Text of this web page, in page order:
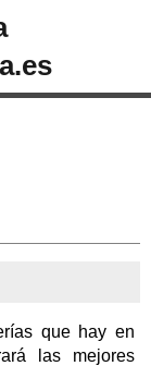
que hay en
las mejores